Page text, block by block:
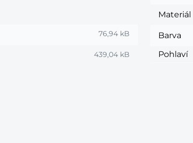
76,94 kB
439,04 kB
Materiál
Barva
Pohlaví